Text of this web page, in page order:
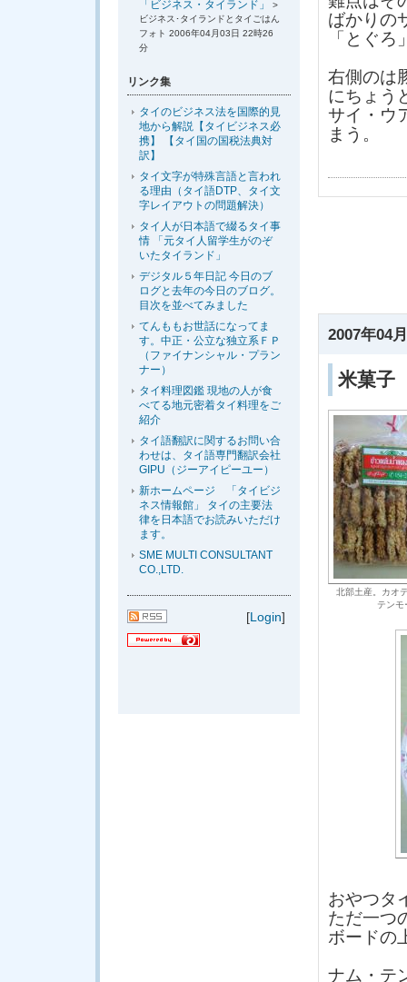
ばかりの
「とぐ
右側のは
にちょう
サイ・ウ
まう。
2007年04
米菓子
北部土産。カオ
テンモ
おやつタ
ただ一つ
ボードの
ナム・テ
「ビジネス・タイランド」
>
ビジネス･タイランドとタイごはん
フォト 2006年04月03日 22時26
分
リンク集
タイのビジネス法を国際的見
地から解説【タイビジネス必
携】 【タイ国の国税法典対
訳】
タイ文字が特殊言語と言われ
る理由（タイ語DTP、タイ文
字レイアウトの問題解決）
タイ人が日本語で綴るタイ事
情 「元タイ人留学生がのぞ
いたタイランド」
デジタル５年日記 今日のブ
ログと去年の今日のブログ。
目次を並べてみました
てんももお世話になってま
す。中正・公立な独立系ＦＰ
（ファイナンシャル・プラン
ナー）
タイ料理図鑑 現地の人が食
べてる地元密着タイ料理をご
紹介
タイ語翻訳に関するお問い合
わせは、タイ語専門翻訳会社
GIPU（ジーアイピーユー）
新ホームページ 「タイビジ
ネス情報館」 タイの主要法
律を日本語でお読みいただけ
ます。
SME MULTI CONSULTANT
CO.,LTD.
[Login]